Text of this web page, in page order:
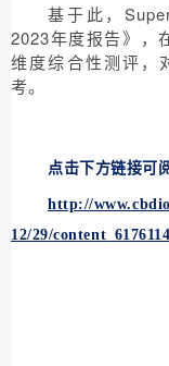
基于此，
2023年度报告》，
维度综合性测评，
考。
点击下方链接可
http://
12/29/